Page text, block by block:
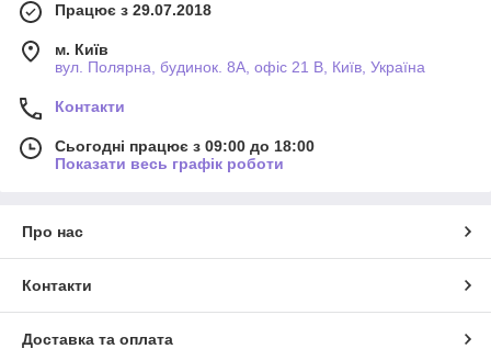
Працює з 29.07.2018
м. Київ
вул. Полярна, будинок. 8А, офіс 21 В, Київ, Україна
Контакти
Сьогодні працює з 09:00 до 18:00
Показати весь графік роботи
Про нас
Контакти
Доставка та оплата